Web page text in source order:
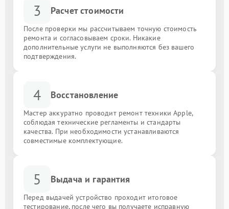
3 Расчет стоимости
После проверки мы рассчитываем точную стоимость
ремонта и согласовываем сроки. Никакие
дополнительные услуги не выполняются без вашего
подтверждения.
4 Восстановление
Мастер аккуратно проводит ремонт техники Apple,
соблюдая технические регламенты и стандарты
качества. При необходимости устанавливаются
совместимые комплектующие.
5 Выдача и гарантия
Перед выдачей устройство проходит итоговое
тестирование, после чего вы получаете исправную